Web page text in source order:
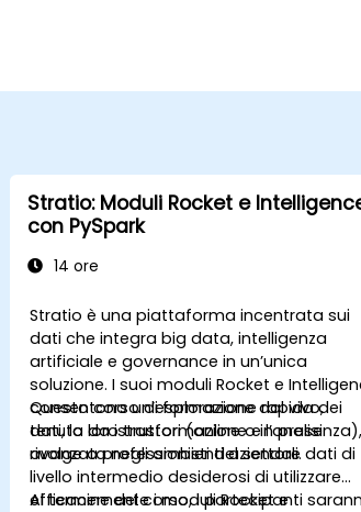
Stratio: Moduli Rocket e
con PySpark
14 ore
Stratio è una piattaforma incentrata sui
dati che integra big data, intelligenza
artificiale e governance in un’unica
soluzione. I suoi moduli Rocket e
consentono un’esplorazione rapida dei
dati, la loro trasformazione e l’analisi
avanzata negli ambienti aziendali.
Questo corso di formazione dal vivo,
tenuto da istruttori (online o in
rivolge a professionisti del settore dati di
livello intermedio desiderosi di utilizzare
efficacemente i moduli Rocket e
Al termine del corso, i partecipanti